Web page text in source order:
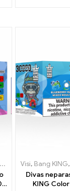
e-cigaretes
e-cigaretes Lietuva,
Visi, Bang KING,
Divas
KING